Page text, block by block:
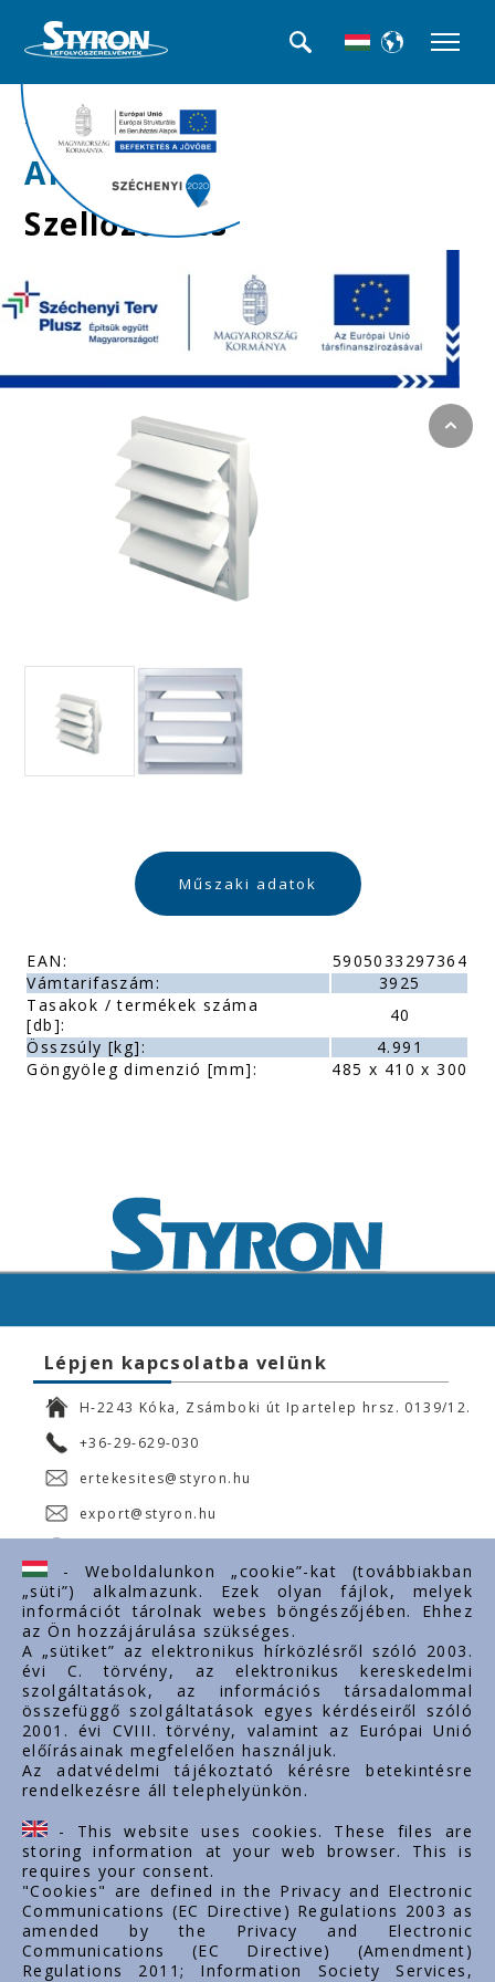
>>Szellőzőrácsok
ARG-02
Szellőzőrács
gravitációs 190x190
mm, Ø100-as csonkkal
Műszaki adatok
EAN:
5905033297364
Vámtarifaszám:
3925
Tasakok / termékek száma
[db]:
40
Összsúly [kg]:
4.991
Göngyöleg dimenzió [mm]:
485 x 410 x 300
Lépjen kapcsolatba velünk
H-2243 Kóka, Zsámboki út Ipartelep hrsz. 0139/12.
+36-29-629-030
ertekesites@styron.hu
export@styron.hu
Fontos linkek
Rólunk
Dokumentumok
Kapcsolat
Karrier
Cég adatok
Tárhely adatok
Támogatások
- Weboldalunkon „cookie”-kat (továbbiakban
„süti”) alkalmazunk. Ezek olyan fájlok, melyek
információt tárolnak webes böngészőjében. Ehhez
az Ön hozzájárulása szükséges.
A „sütiket” az elektronikus hírközlésről szóló 2003.
évi C. törvény, az elektronikus kereskedelmi
szolgáltatások, az információs társadalommal
összefüggő szolgáltatások egyes kérdéseiről szóló
2001. évi CVIII. törvény, valamint az Európai Unió
előírásainak megfelelően használjuk.
Az adatvédelmi tájékoztató kérésre betekintésre
rendelkezésre áll telephelyünkön.
- This website uses cookies. These files are
storing information at your web browser. This is
requires your consent.
"Cookies" are defined in the Privacy and Electronic
Communications (EC Directive) Regulations 2003 as
amended by the Privacy and Electronic
Communications (EC Directive) (Amendment)
Regulations 2011; Information Society Services,